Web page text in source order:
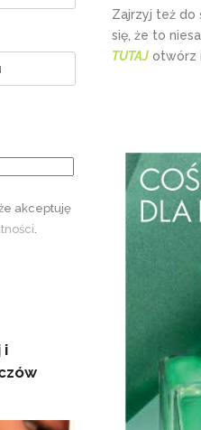
akceptuję
.
i
Zajrzyj też do
się, że to
TUTAJotwórz i